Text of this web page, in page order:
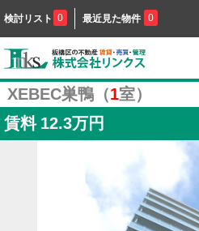
検討リスト 0 最近見た物件 0
XEBEC巣鴨（1室）
賃料 12.3万円